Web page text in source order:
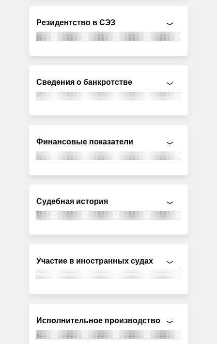
Резидентство в СЭЗ
Сведения о банкротстве
Финансовые показатели
Судебная история
Участие в иностранных судах
Исполнительное производство